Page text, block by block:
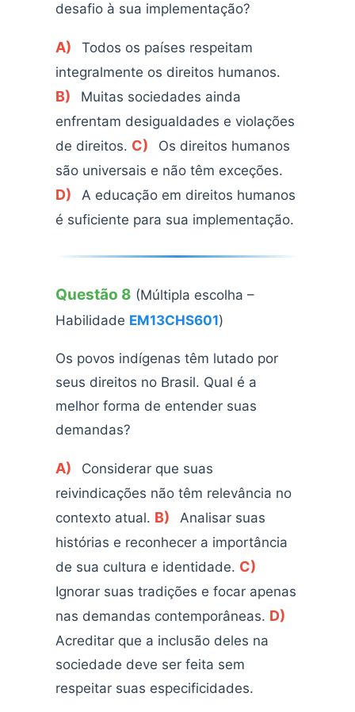
desafio à sua implementação?
A)
Todos os países respeitam
integralmente os direitos humanos.
B)
Muitas sociedades ainda
enfrentam desigualdades e violações
de direitos. C)
Os direitos humanos
são universais e não têm exceções.
D)
A educação em direitos humanos
é suficiente para sua implementação.
Questão 8 (Múltipla escolha –
Habilidade EM13CHS601)
Os povos indígenas têm lutado por
seus direitos no Brasil. Qual é a
melhor forma de entender suas
demandas?
A)
Considerar que suas
reivindicações não têm relevância no
contexto atual. B)
Analisar suas
histórias e reconhecer a importância
de sua cultura e identidade. C)
Ignorar suas tradições e focar apenas
nas demandas contemporâneas. D)
Acreditar que a inclusão deles na
sociedade deve ser feita sem
respeitar suas especificidades.